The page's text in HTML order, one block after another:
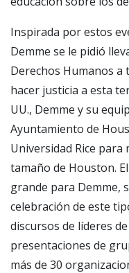
Inspirada por estos
Demme se le pidió
Derechos Humanos a
hacer justicia a esta
UU., Demme y su
Ayuntamiento de
Universidad Rice
tamaño de Houston.
grande para Demme,
celebración de este
discursos de líderes
presentaciones de
más de 30